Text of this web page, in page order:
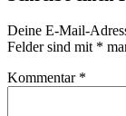
Deine E-Mail-
Felder sind mit *
Kommentar *